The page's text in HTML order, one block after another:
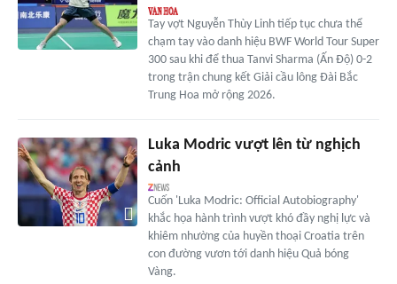
Tay vợt Nguyễn Thùy Linh tiếp tục chưa thể
chạm tay vào danh hiệu BWF World Tour Super
300 sau khi để thua Tanvi Sharma (Ấn Độ) 0-2
trong trận chung kết Giải cầu lông Đài Bắc
Trung Hoa mở rộng 2026.
Luka Modric vượt lên từ nghịch
cảnh
Cuốn 'Luka Modric: Official Autobiography'
khắc họa hành trình vượt khó đầy nghị lực và
khiêm nhường của huyền thoại Croatia trên
con đường vươn tới danh hiệu Quả bóng
Vàng.